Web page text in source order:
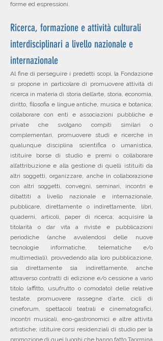
forme ed espressioni.
Ricerca, formazione e attività culturali
interdisciplinari a livello nazionale e
internazionale
Al fine di perseguire i predetti scopi, la Fondazione
si propone in particolare di promuovere attività di
ricerca in materia di storia dell’arte, storia, economia,
diritto, filosofia e lingue antiche, musica e botanica;
collaborare con enti e associazioni pubbliche e
private che svolgano compiti similari o
complementari, promuovere studi e ricerche in
qualunque disciplina scientifica o umanistica,
istituire borse di studio e premi o collaborare
all’attribuzione e alla gestione di quelli istituiti da
altri soggetti, organizzare, anche in collaborazione
con altri soggetti, convegni, seminari, incontri e
dibattiti a livello nazionale e internazionale,
pubblicare, direttamente o indirettamente, libri,
quaderni, articoli, paper di ricerca; acquisire la
titolarità o dar vita a riviste e pubblicazioni
periodiche (anche avvalendosi delle nuove
tecnologie informatiche, telematiche e/o
multimediali), provvedendo alla loro pubblicazione,
sia direttamente sia indirettamente, anche
attraverso contratti di edizione e/o cessione a vario
titolo (affitto, usufrutto o comodato) delle relative
testate, promuovere rassegne d’arte, cicli di
cineforum, spettacoli teatrali e cinematografici,
incontri musicali, eno-gastronomici e altre attività
artistiche; istituire corsi residenziali di studio per la
promozione di quei luoghi che hanno fatto Taormina